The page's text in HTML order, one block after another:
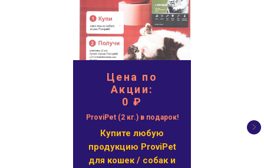
Цена по
Акции:
0 ₽
ProviPet (2 кг.) в подарок!
Купите любую
продукцию ProviPet
для кошек / собак и